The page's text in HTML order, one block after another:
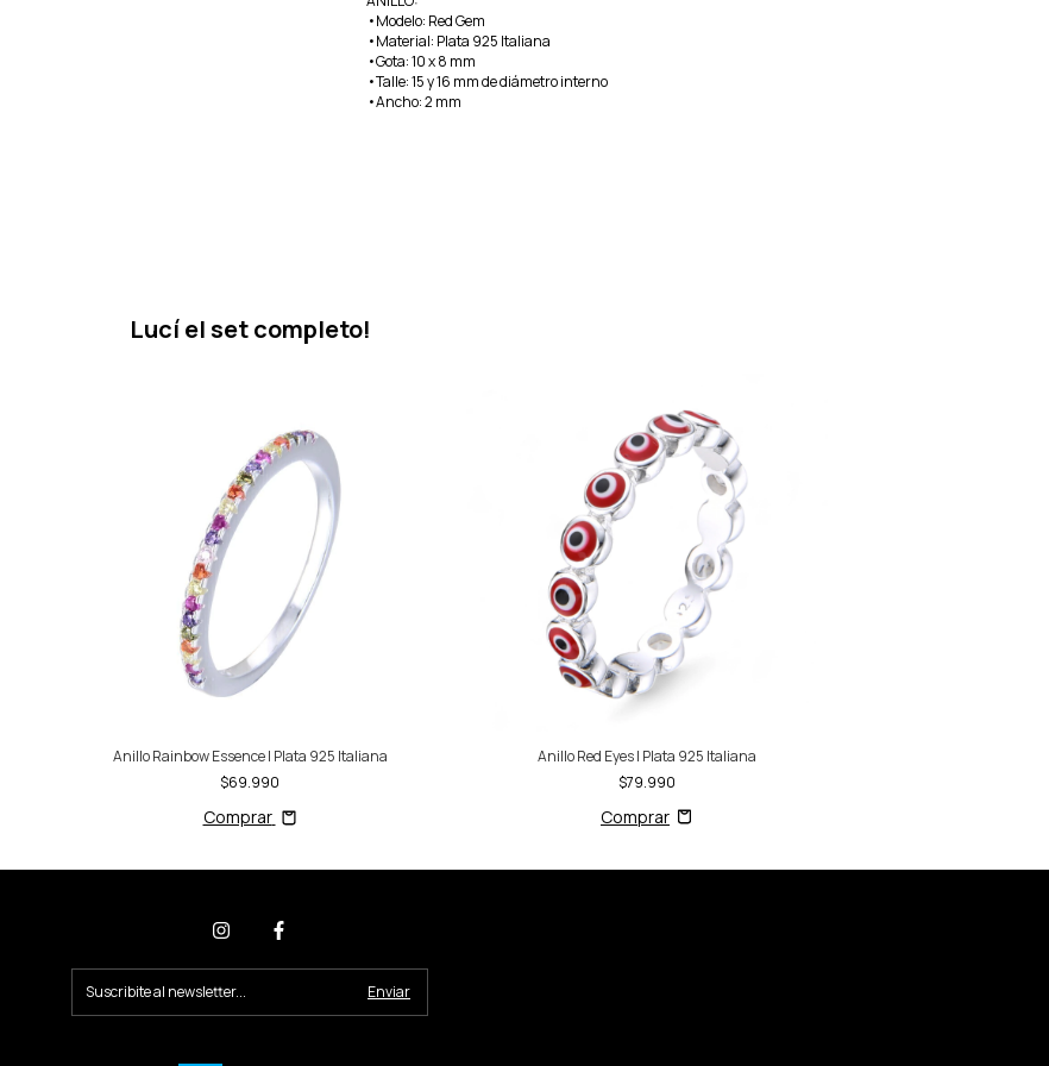
•Modelo: Red Gem
•Material: Plata 925 Italiana
•Gota: 10 x 8 mm
•Talle: 15 y 16 mm de diámetro interno
•Ancho: 2 mm
Lucí el set completo!
Anillo Rainbow Essence | Plata 925 Italiana
$69.990
Comprar
Anillo Red Eyes | Plata 925 Italiana
$79.990